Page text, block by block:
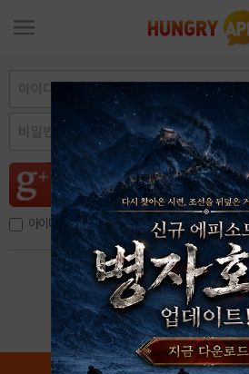
아이디, 이메일 저장
아이디 / 비밀번호 찾기